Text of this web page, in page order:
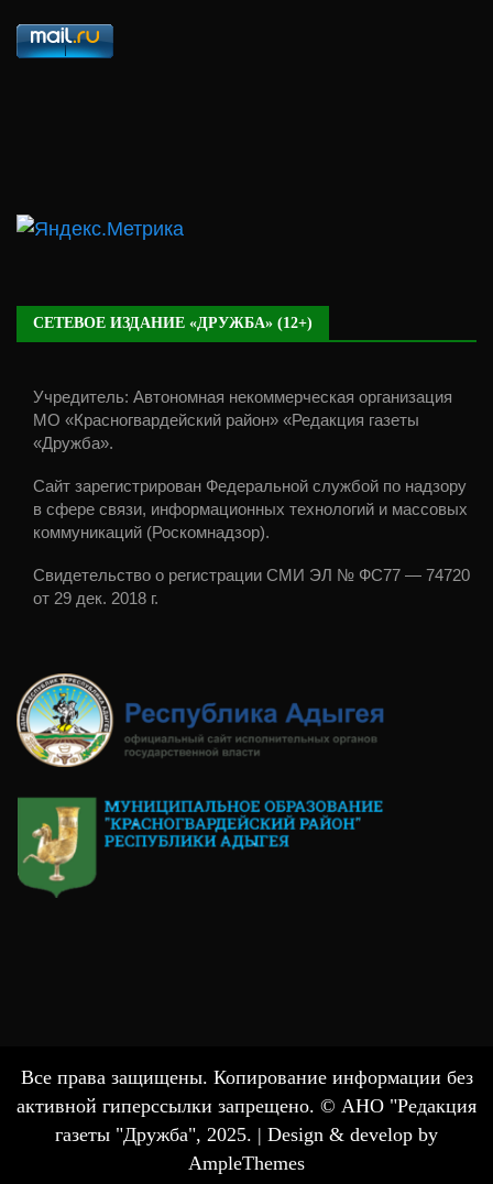
СЕТЕВОЕ ИЗДАНИЕ «ДРУЖБА» (12+)
Учредитель: Автономная некоммерческая организация
МО «Красногвардейский район» «Редакция газеты
«Дружба».
Сайт зарегистрирован Федеральной службой по надзору
в сфере связи, информационных технологий и массовых
коммуникаций (Роскомнадзор).
Свидетельство о регистрации СМИ ЭЛ № ФС77 — 74720
от 29 дек. 2018 г.
Все права защищены. Копирование информации без
активной гиперссылки запрещено. © АНО "Редакция
газеты "Дружба", 2025. | Design & develop by
AmpleThemes